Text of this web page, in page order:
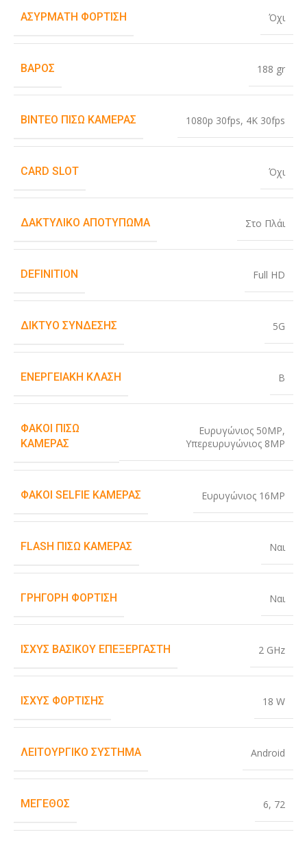
ΑΣΎΡΜΑΤΗ ΦΌΡΤΙΣΗ Όχι
ΒΆΡΟΣ 188 gr
ΒΊΝΤΕΟ ΠΊΣΩ ΚΆΜΕΡΑΣ 1080p 30fps, 4K 30fps
CARD SLOT Όχι
ΔΑΚΤΥΛΙΚΌ ΑΠΟΤΎΠΩΜΑ Στο Πλάι
DEFINITION Full HD
ΔΊΚΤΥΟ ΣΎΝΔΕΣΗΣ 5G
ΕΝΕΡΓΕΙΑΚΉ ΚΛΆΣΗ B
ΦΑΚΟΊ ΠΊΣΩ
ΚΆΜΕΡΑΣ
Ευρυγώνιος 50MP,
Υπερευρυγώνιος 8MP
ΦΑΚΟΊ SELFIE ΚΆΜΕΡΑΣ Ευρυγώνιος 16MP
FLASH ΠΊΣΩ ΚΆΜΕΡΑΣ Ναι
ΓΡΉΓΟΡΗ ΦΌΡΤΙΣΗ Ναι
ΙΣΧΎΣ ΒΑΣΙΚΟΎ ΕΠΕΞΕΡΓΑΣΤΉ 2 GHz
ΙΣΧΎΣ ΦΌΡΤΙΣΗΣ 18 W
ΛΕΙΤΟΥΡΓΙΚΌ ΣΎΣΤΗΜΑ Android
ΜΈΓΕΘΟΣ 6, 72